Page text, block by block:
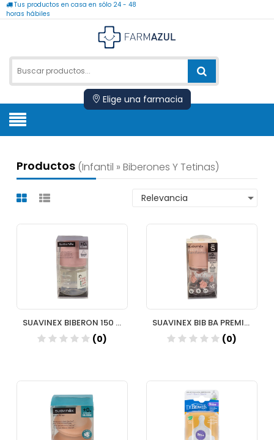
Tus productos en casa en sólo 24 - 48
horas hábiles
Elige una farmacia
Productos (infantil » Biberones Y Tetinas)
SUAVINEX BIBERON 150 TETINA FISIO SILIC TALLA S
(0)
SUAVINEX BIB BA PREMIUM TET SIL 3 POS 150 ML
(0)